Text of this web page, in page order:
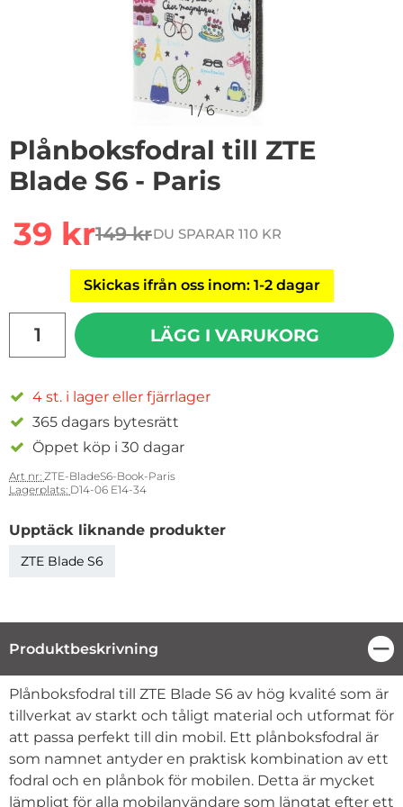
1/6
Plånboksfodral till ZTE
Blade S6 - Paris
rea pris
39 krtidigare pris
149 krDU SPARAR 110 KR
Skickas ifrån oss inom: 1-2 dagar
LÄGG I VARUKORG
4 st. i lager eller fjärrlager
365 dagars bytesrätt
Öppet köp i 30 dagar
Art nr: ZTE-BladeS6-Book-Paris
Lagerplats: D14-06 E14-34
Upptäck liknande produkter
ZTE Blade S6
Produktbeskrivning
Produktbeskrivning
Plånboksfodral till ZTE Blade S6 av hög kvalité som är
tillverkat av starkt och tåligt material och utformat för
att passa perfekt till din mobil. Ett plånboksfodral är
som namnet antyder en praktisk kombination av ett
fodral och en plånbok för mobilen. Detta är mycket
lämpligt för alla mobilanvändare som längtat efter ett